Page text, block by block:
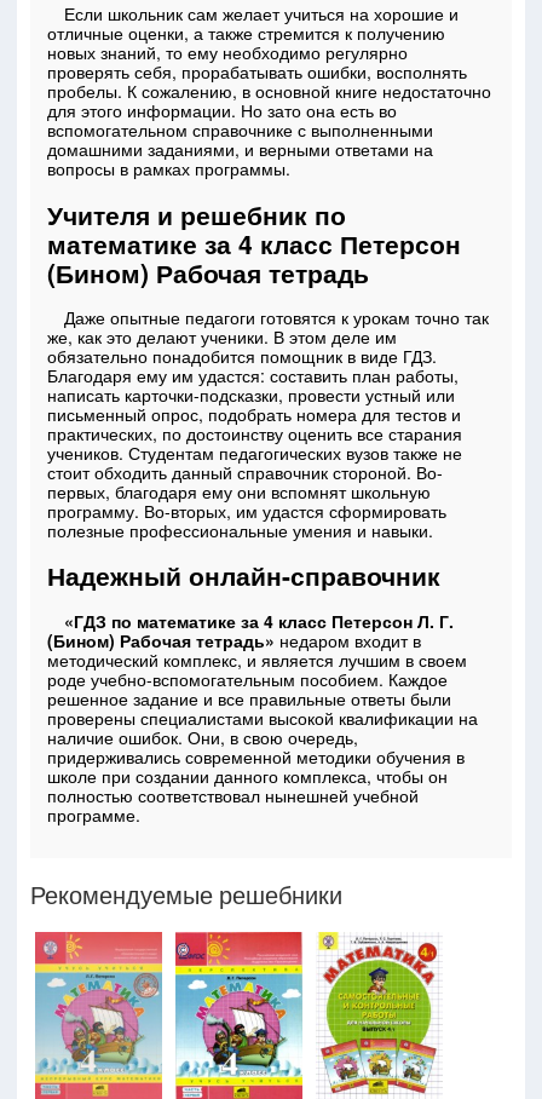
Если школьник сам желает учиться на хорошие и
отличные оценки, а также стремится к получению
новых знаний, то ему необходимо регулярно
проверять себя, прорабатывать ошибки, восполнять
пробелы. К сожалению, в основной книге недостаточно
для этого информации. Но зато она есть во
вспомогательном справочнике с выполненными
домашними заданиями, и верными ответами на
вопросы в рамках программы.
Учителя и решебник по
математике за 4 класс Петерсон
(Бином) Рабочая тетрадь
Даже опытные педагоги готовятся к урокам точно так
же, как это делают ученики. В этом деле им
обязательно понадобится помощник в виде ГДЗ.
Благодаря ему им удастся: составить план работы,
написать карточки-подсказки, провести устный или
письменный опрос, подобрать номера для тестов и
практических, по достоинству оценить все старания
учеников. Студентам педагогических вузов также не
стоит обходить данный справочник стороной. Во-
первых, благодаря ему они вспомнят школьную
программу. Во-вторых, им удастся сформировать
полезные профессиональные умения и навыки.
Надежный онлайн-справочник
«ГДЗ по математике за 4 класс Петерсон Л. Г.
(Бином) Рабочая тетрадь» недаром входит в
методический комплекс, и является лучшим в своем
роде учебно-вспомогательным пособием. Каждое
решенное задание и все правильные ответы были
проверены специалистами высокой квалификации на
наличие ошибок. Они, в свою очередь,
придерживались современной методики обучения в
школе при создании данного комплекса, чтобы он
полностью соответствовал нынешней учебной
программе.
Рекомендуемые решебники